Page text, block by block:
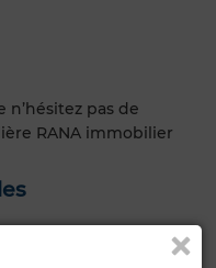
n’hésitez pas de
RANA immobilier